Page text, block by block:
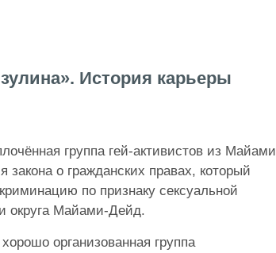
История карьеры
группа гей-активистов из Майами
закона о гражданских правах, который
по признаку сексуальной
округа Майами-Дейд.
организованная группа